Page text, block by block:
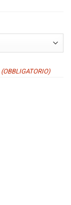
(OBBLIGATORIO)